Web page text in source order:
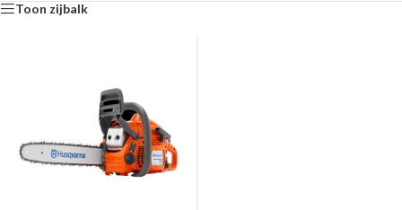
Toon zijbalk